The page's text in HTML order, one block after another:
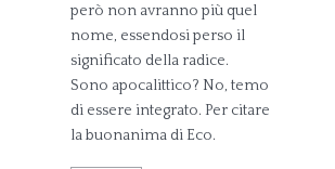
però non avranno più quel
nome, essendosi perso il
significato della radice.
Sono apocalittico? No, temo
di essere integrato. Per citare
la buonanima di Eco.